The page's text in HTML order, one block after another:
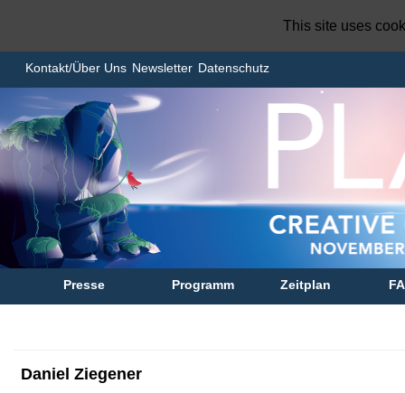
Kontakt/Über Uns Newsletter Datenschutz
Presse Programm Zeitplan
Daniel Ziegener
This site uses